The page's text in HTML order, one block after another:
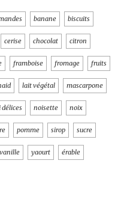
banane biscuits
cerise chocolat citron
framboise fromage fruits
lait végétal mascarpone
noisette noix
pomme sirop sucre
vanille yaourt érable